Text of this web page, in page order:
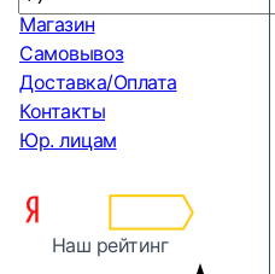
Магазин
Самовывоз
Доставка/Оплата
Контакты
Юр. лицам
Наш рейтинг